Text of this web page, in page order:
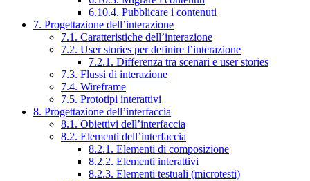
6.10.4. Pubblicare i contenuti
7. Progettazione dell’interazione
7.1. Caratteristiche dell’interazione
7.2. User stories per definire l’interazione
7.2.1. Differenza tra scenari e user stories
7.3. Flussi di interazione
7.4. Wireframe
7.5. Prototipi interattivi
8. Progettazione dell’interfaccia
8.1. Obiettivi dell’interfaccia
8.2. Elementi dell’interfaccia
8.2.1. Elementi di composizione
8.2.2. Elementi interattivi
8.2.3. Elementi testuali (microtesti)